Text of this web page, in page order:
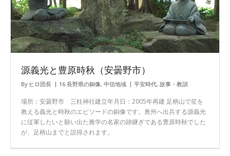
源義光と豊原時秋（安曇野市）
By ヒロ団長 16.長野県の銅像, 中信地域 平安時代, 故事・教訓
場所：安曇野市 三柱神社建立年月日：2005年再建 足柄山で笙を
教える義光と時秋のエピソードの銅像です。奥州へ出兵する源義光
に従軍したいと願い出た雅学の名家の跡継ぎである豊原時秋でした
が、足柄山までと説得されます。